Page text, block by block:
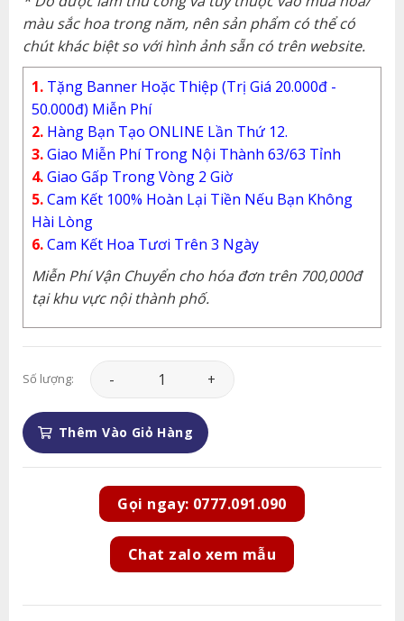
màu sắc hoa trong năm, nên sản phẩm có thể có
chút khác biệt so với hình ảnh sẵn có trên website.
1. Tặng Banner Hoặc Thiệp (Trị Giá 20.000đ -
50.000đ) Miễn Phí
2. Hàng Bạn Tạo ONLINE Lần Thứ 12.
3.Giao Miễn Phí Trong Nội Thành 63/63 Tỉnh
4.Giao Gấp Trong Vòng 2 Giờ
5.Cam Kết 100% Hoàn Lại Tiền Nếu Bạn Không
Hài Lòng
6.Cam Kết Hoa Tươi Trên 3 Ngày
Miễn Phí Vận Chuyển cho hóa đơn trên 700,000đ
tại khu vực nội thành phố.
Số lượng: Hoa Tình Yêu - HTY191 số lượng
Thêm Vào Giỏ Hàng
Gọi ngay: 0777.091.090
Chat zalo xem mẫu